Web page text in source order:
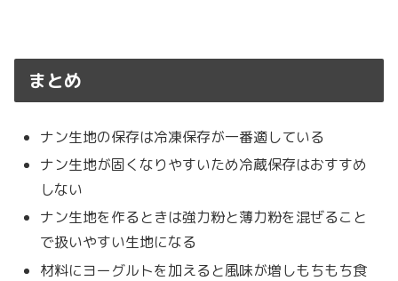
まとめ
ナン生地の保存は冷凍保存が一番適している
ナン生地が固くなりやすいため冷蔵保存はおすすめ
しない
ナン生地を作るときは強力粉と薄力粉を混ぜること
で扱いやすい生地になる
材料にヨーグルトを加えると風味が増しもちもち食